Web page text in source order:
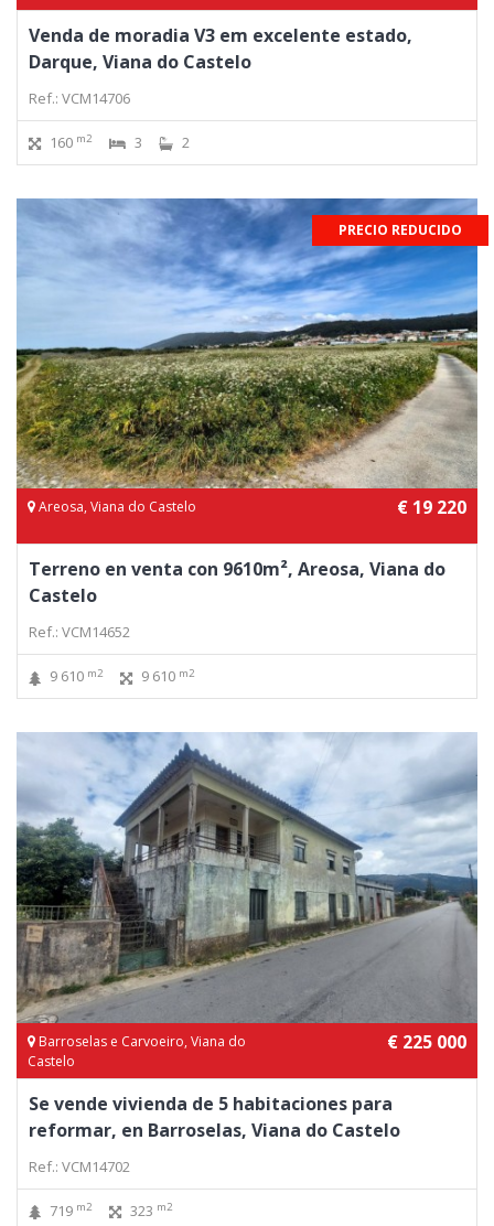
Venda de moradia V3 em excelente estado,
Darque, Viana do Castelo
Ref.: VCM14706
160 m2 3 2
PRECIO REDUCIDO
Areosa, Viana do Castelo € 19 220
Terreno en venta con 9610m², Areosa, Viana do
Castelo
Ref.: VCM14652
9 610 m2 9 610 m2
Barroselas e Carvoeiro, Viana do
Castelo
€ 225 000
Se vende vivienda de 5 habitaciones para
reformar, en Barroselas, Viana do Castelo
Ref.: VCM14702
719 m2 323 m2